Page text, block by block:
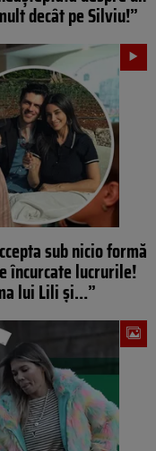
decât pe Silviu!”
sub nicio formă
încurcate lucrurile!
lui Lili și…”